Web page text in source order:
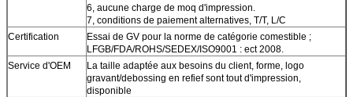
6, aucune charge de moq d'impression.
7, conditions de paiement alternatives, T/T, L/C
Certification
Essai de GV pour la norme de catégorie comestible ;
LFGB/FDA/ROHS/SEDEX/ISO9001 : ect 2008.
Service d'OEM
La taille adaptée aux besoins du client, forme, logo
gravant/debossing en refief sont tout d'impression,
disponible